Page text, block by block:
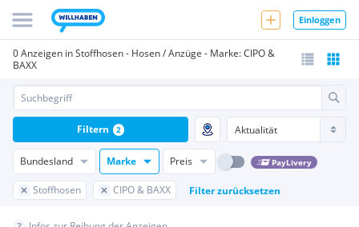
Einloggen
0 Anzeigen in Stoffhosen - Hosen / Anzüge - Marke: CIPO &
BAXX
Bundesland Marke Preis PayLivery
Stoffhosen CIPO & BAXX Filter zurücksetzen
Filtern 2